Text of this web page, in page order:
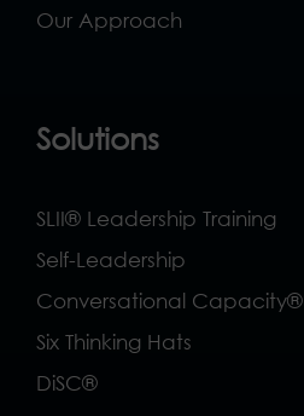
Our Approach
Solutions
SLII® Leadership Training
Self-Leadership
Conversational Capacity®
Six Thinking Hats
DiSC®